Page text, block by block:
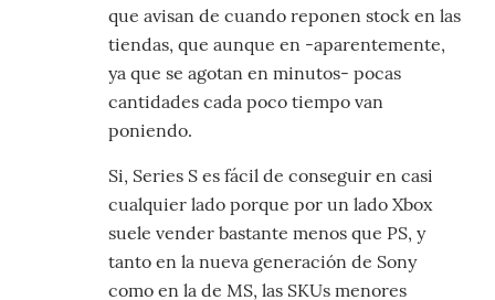
que avisan de cuando reponen stock en las
tiendas, que aunque en -aparentemente,
ya que se agotan en minutos- pocas
cantidades cada poco tiempo van
poniendo.
Si, Series S es fácil de conseguir en casi
cualquier lado porque por un lado Xbox
suele vender bastante menos que PS, y
tanto en la nueva generación de Sony
como en la de MS, las SKUs menores